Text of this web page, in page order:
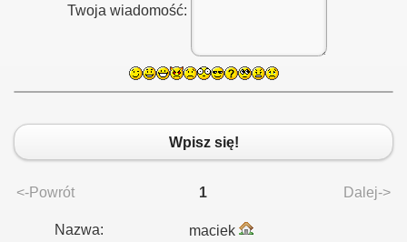
Twoja wiadomość:
Wpisz się!
<-Powrót 1 Dalej->
Nazwa:
maciek